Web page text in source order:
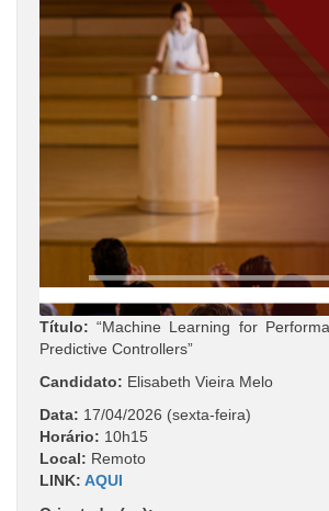
Título: “Machine Learning for
Predictive Controllers”
Candidato: Elisabeth Vieira Melo
Data: 17/04/2026 (sexta-feira)
Horário: 10h15
Local: Remoto
LINK: AQUI